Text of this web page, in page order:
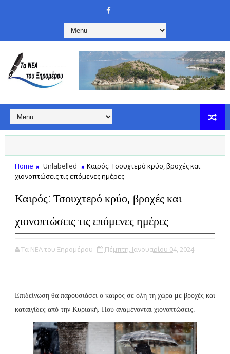
Home Unlabelled
Καιρός: Τσουχτερό κρύο, βροχές και
χιονοπτώσεις τις επόμενες ημέρες
Καιρός: Τσουχτερό κρύο, βροχές και
χιονοπτώσεις τις επόμενες ημέρες
Τα ΝΕΑ του Ξηρομέρου Πέμπτη, Ιανουαρίου 04, 2024
Επιδείνωση θα παρουσιάσει ο καιρός σε όλη τη χώρα με βροχές και
καταιγίδες από την Κυριακή. Πού αναμένονται χιονοπτώσεις.